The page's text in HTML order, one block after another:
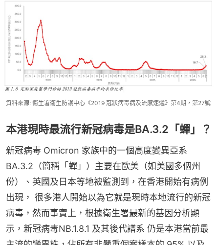
資料來源: 衞生署衞生防護中心《2019 冠狀病毒病及流感速遞》第4期，第27號
本港現時最流行新冠病毒是BA.3.2「蟬」？
新冠病毒 Omicron 家族中的一個高度變異亞系
BA.3.2（簡稱「蟬」）主要在歐美（如美國多個州
份）、英國及日本等地被監測到，在香港開始有病例
出現， 很多港人開始以為它就是現時本地流行的新冠
病毒，然而事實上，根據衛生署最新的基因分析顯
示，新冠病毒NB.1.8.1 及其後代譜系 仍是本港當前最